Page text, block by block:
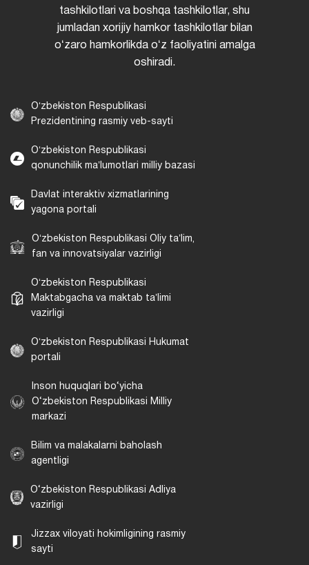
tashkilotlari va boshqa tashkilotlar, shu
jumladan xorijiy hamkor tashkilotlar bilan
oʻzaro hamkorlikda oʻz faoliyatini amalga
oshiradi.
Oʻzbekiston Respublikasi
Prezidentining rasmiy veb-sayti
Oʻzbekiston Respublikasi
qonunchilik maʼlumotlari milliy bazasi
Davlat interaktiv xizmatlarining
yagona portali
Oʻzbekiston Respublikasi Oliy taʼlim,
fan va innovatsiyalar vazirligi
Oʻzbekiston Respublikasi
Maktabgacha va maktab taʼlimi
vazirligi
Oʻzbekiston Respublikasi Hukumat
portali
Inson huquqlari bo‘yicha
O‘zbekiston Respublikasi Milliy
markazi
Bilim va malakalarni baholash
agentligi
O‘zbekiston Respublikasi Adliya
vazirligi
Jizzax viloyati hokimligining rasmiy
sayti